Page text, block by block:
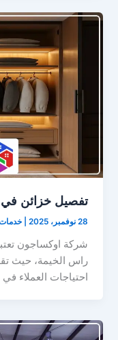
تفصيل خزائن
28 نوفمبر، 2025 |
شركة اوكساجون
راس الخيمة، حيث
احتياجات العملاء في